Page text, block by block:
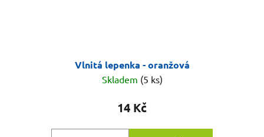
Vlnitá lepenka - oranžová
Skladem (5 ks)
14 Kč